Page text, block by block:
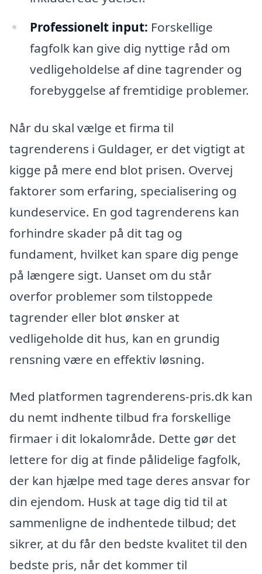
Professionelt input: Forskellige
fagfolk kan give dig nyttige råd om
vedligeholdelse af dine tagrender og
forebyggelse af fremtidige problemer.
Når du skal vælge et firma til
tagrenderens i Guldager, er det vigtigt at
kigge på mere end blot prisen. Overvej
faktorer som erfaring, specialisering og
kundeservice. En god tagrenderens kan
forhindre skader på dit tag og
fundament, hvilket kan spare dig penge
på længere sigt. Uanset om du står
overfor problemer som tilstoppede
tagrender eller blot ønsker at
vedligeholde dit hus, kan en grundig
rensning være en effektiv løsning.
Med platformen tagrenderens-pris.dk kan
du nemt indhente tilbud fra forskellige
firmaer i dit lokalområde. Dette gør det
lettere for dig at finde pålidelige fagfolk,
der kan hjælpe med tage deres ansvar for
din ejendom. Husk at tage dig tid til at
sammenligne de indhentede tilbud; det
sikrer, at du får den bedste kvalitet til den
bedste pris, når det kommer til